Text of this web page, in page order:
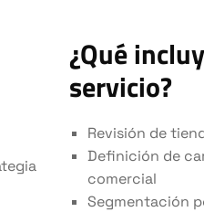
¿Qué
servicio?
Revisión de
Definición de
comercial
Segmentación